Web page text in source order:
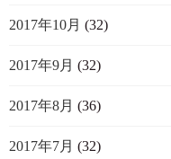
2017年10月 (32)
2017年9月 (32)
2017年8月 (36)
2017年7月 (32)